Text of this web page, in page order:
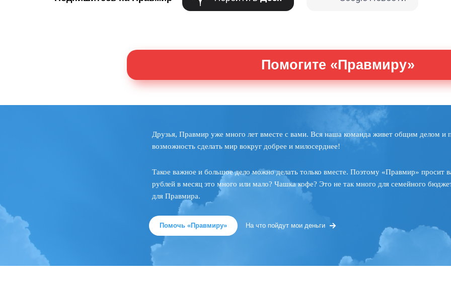
Помогите «Правмиру»
Друзья, Правмир уже много лет вместе с вами. Вся наша команда живет общим делом и
возможность сделать мир вокруг добрее и милосерднее!
Такое важное и большое дело можно делать только вместе. Поэтому «Правмир» просит
рублей в месяц это много или мало? Чашка кофе? Это не так много для семейного
для Правмира.
Помочь «Правмиру» На что пойдут мои деньги